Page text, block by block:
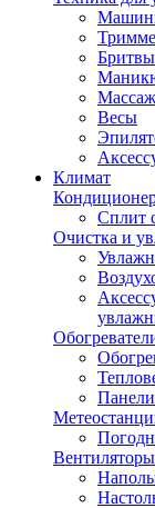
Бритвы
Весы
Климат
Сплит
Очистка и
Вентиляторы